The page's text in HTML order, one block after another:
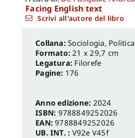
Facing English text
Scrivi all'autore del libro
Sociologia, Politica
Formato: 21 x 29,7 cm
Legatura: Filorefe
Pagine: 176
Anno edizione: 2024
ISBN: 9788849252026
EAN:9788849252026
UB. INT. : V92e V45f